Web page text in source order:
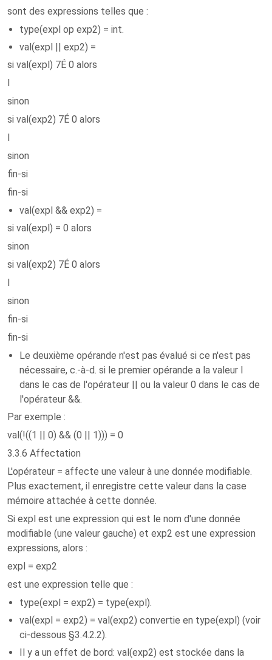
sont des expressions telles que :
type(expl op exp2) = int.
val(expl || exp2) =
si val(expl) 7É 0 alors
l
sinon
si val(exp2) 7É 0 alors
l
sinon
fin-si
fin-si
val(expl && exp2) =
si val(expl) = 0 alors
sinon
si val(exp2) 7É 0 alors
l
sinon
fin-si
fin-si
Le deuxième opérande n'est pas évalué si ce n'est pas
nécessaire, c.-à-d. si le premier opérande a la valeur l
dans le cas de l'opérateur || ou la valeur 0 dans le cas de
l'opérateur &&.
Par exemple :
val(!((1 || 0) && (0 || 1))) = 0
3.3.6 Affectation
L'opérateur = affecte une valeur à une donnée modifiable.
Plus exactement, il enregistre cette valeur dans la case
mémoire attachée à cette donnée.
Si expl est une expression qui est le nom d'une donnée
modifiable (une valeur gauche) et exp2 est une expression
expressions, alors :
expl = exp2
est une expression telle que :
type(expl = exp2) = type(expl).
val(expl = exp2) = val(exp2) convertie en type(expl) (voir
ci-dessous §3.4.2.2).
Il y a un effet de bord: val(exp2) est stockée dans la